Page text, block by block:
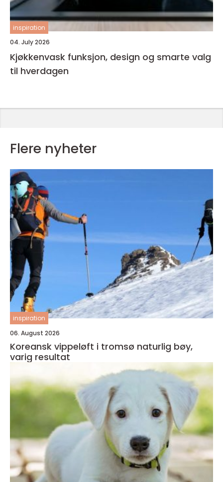
inspiration
04. July 2026
Kjøkkenvask funksjon, design og smarte valg
til hverdagen
Flere nyheter
inspiration
06. August 2026
Koreansk vippeløft i tromsø naturlig bøy,
varig resultat